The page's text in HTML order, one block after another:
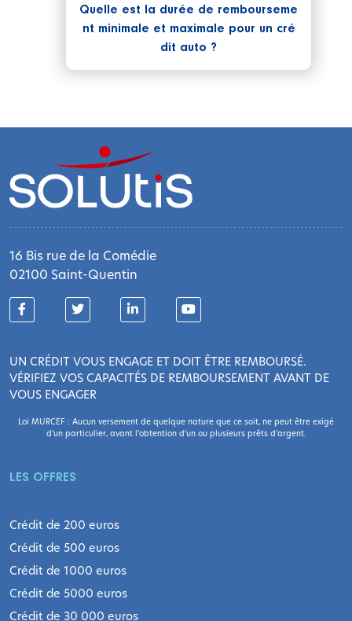
Quelle est la durée de rembourseme
nt minimale et maximale pour un cré
dit auto ?
16 Bis rue de la Comédie
02100 Saint-Quentin
UN CRÉDIT VOUS ENGAGE ET DOIT ÊTRE REMBOURSÉ.
VÉRIFIEZ VOS CAPACITÉS DE REMBOURSEMENT AVANT DE
VOUS ENGAGER
Loi MURCEF : Aucun versement de quelque nature que ce soit, ne peut être exigé
d’un particulier, avant l’obtention d’un ou plusieurs prêts d’argent.
LES OFFRES
Crédit de 200 euros
Crédit de 500 euros
Crédit de 1000 euros
Crédit de 5000 euros
Crédit de 30 000 euros